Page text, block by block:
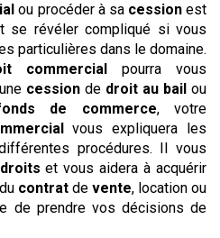
ou procéder à sa cessionest
se révéler compliqué si vous
particulières dans le domaine.
commercial pourra vous
cession de droit au bail ou
de commerce, votre
vous expliquera les
procédures. Il vous
droits et vous aidera à acquérir
contrat de vente, location ou
de prendre vos décisions de